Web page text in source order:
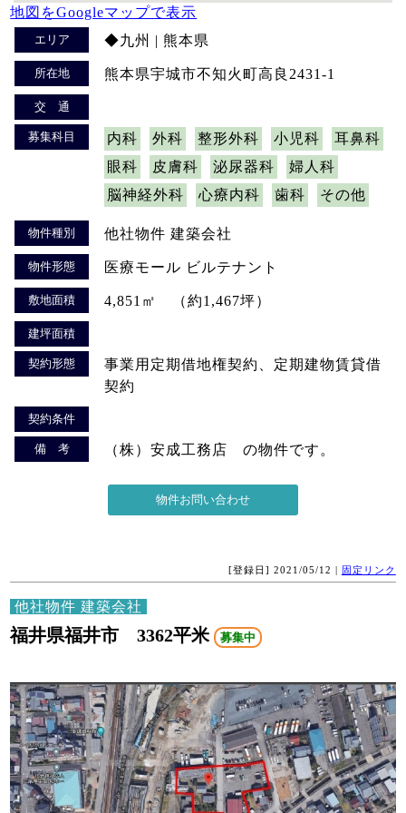
地図をGoogleマップで表示
エリア ◆九州 | 熊本県
所在地 熊本県宇城市不知火町高良2431-1
交 通
募集科目 内科 外科 整形外科 小児科
耳鼻科
眼科
皮膚科 泌尿器科
婦人科
脳神経外科
心療内科 歯科 その他
物件種別 他社物件 建築会社
物件形態 医療モール ビルテナント
敷地面積 4,851㎡ （約1,467坪）
建坪面積
契約形態
事業用定期借地権契約、定期建物賃貸借
契約
契約条件
備 考 （株）安成工務店 の物件です。
[登録日] 2021/05/12 | 固定リンク
他社物件 建築会社
福井県福井市 3362平米 募集中